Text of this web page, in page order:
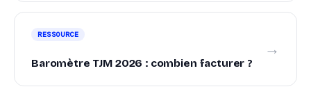
RESSOURCE
Baromètre TJM 2026 : combien facturer ?
→